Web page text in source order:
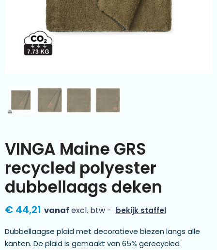
Kleding & textiel
Duurzamere geschenken
Meer categorieën
Sinterklaas
Wijn
VINGA Maine GRS
recycled polyester
dubbellaags deken
€ 44,21 vanaf excl. btw - bekijk staffel
Dubbellaagse plaid met decoratieve biezen langs alle
kanten. De plaid is gemaakt van 65% gerecycled